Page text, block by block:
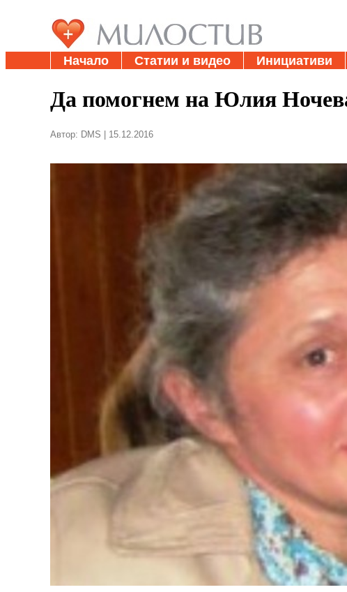
Начало Статии и видео Инициативи
Да помогнем на Юлия
Автор: DMS | 15.12.2016